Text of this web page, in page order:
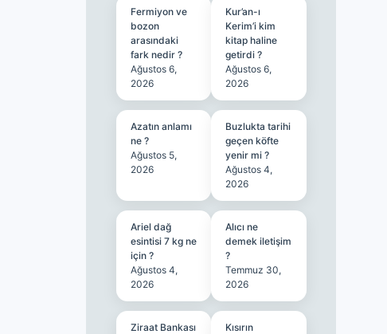
Fermiyon ve
bozon
arasındaki
fark nedir ?
Ağustos 6,
2026
Kur’an-ı
Kerim’i kim
kitap haline
getirdi ?
Ağustos 6,
2026
Azatın anlamı
ne ?
Ağustos 5,
2026
Buzlukta tarihi
geçen köfte
yenir mi ?
Ağustos 4,
2026
Ariel dağ
esintisi 7 kg ne
için ?
Ağustos 4,
2026
Alıcı ne
demek iletişim
?
Temmuz 30,
2026
Ziraat Bankası
Kısırın